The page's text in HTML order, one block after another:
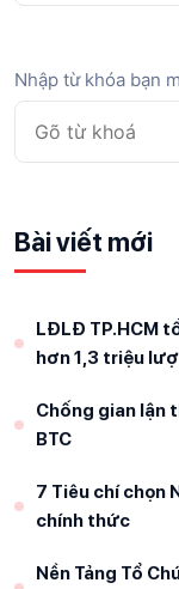
Nhập từ khóa bạn
Bài viết mới
LĐLĐ TP.HCM
hơn 1,3 triệu
Chống gian lận
BTC
7 Tiêu chí chọn
chính thức
Nền Tảng Tổ